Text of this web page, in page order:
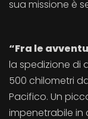
sua missione è
“Fra le
la spedizione di
500 chilometri
Pacifico. Un
impenetrabile in